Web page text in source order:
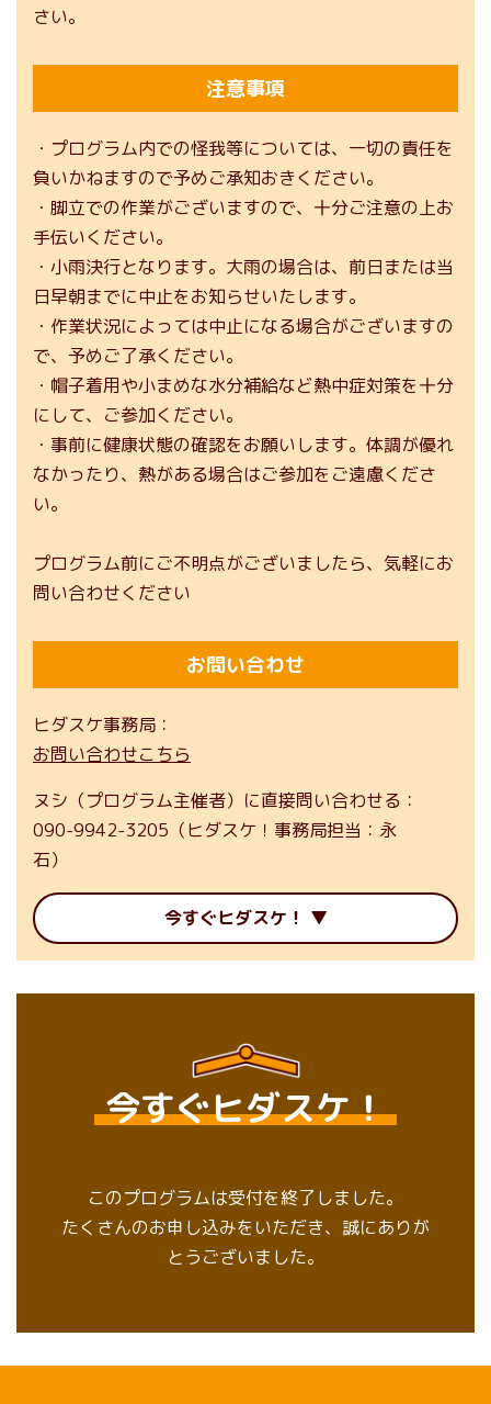
さい。
注意事項
・プログラム内での怪我等については、一切の責任を
負いかねますので予めご承知おきください。
・脚立での作業がございますので、十分ご注意の上お
手伝いください。
・小雨決行となります。大雨の場合は、前日または当
日早朝までに中止をお知らせいたします。
・作業状況によっては中止になる場合がございますの
で、予めご了承ください。
・帽子着用や小まめな水分補給など熱中症対策を十分
にして、ご参加ください。
・事前に健康状態の確認をお願いします。体調が優れ
なかったり、熱がある場合はご参加をご遠慮くださ
い。
プログラム前にご不明点がございましたら、気軽にお
問い合わせください
お問い合わせ
ヒダスケ事務局
お問い合わせこちら
ヌシ（プログラム主催者）に直接問い合わせる
090-9942-3205（ヒダスケ！事務局担当：永
石）
今すぐヒダスケ！
今すぐヒダスケ！
このプログラムは受付を終了しました。
たくさんのお申し込みをいただき、誠にありが
とうございました。